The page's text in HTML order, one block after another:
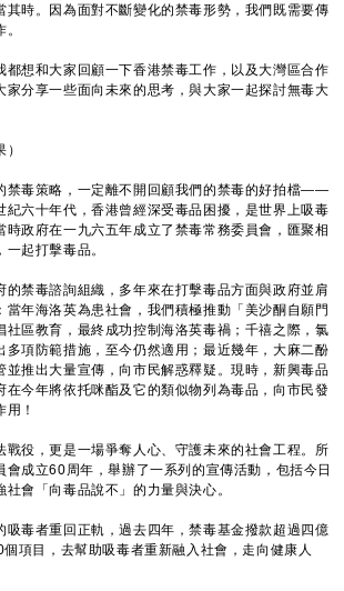
其時。因為面對不斷變化的禁毒形勢，我們既需要傳
想和大家回顧一下香港禁毒工作，以及大灣區合作
家分享一些面向未來的思考，與大家一起探討無毒大
毒策略，一定離不開回顧我們的禁毒的好拍檔——
紀六十年代，香港曾經深受毒品困擾，是世界上吸毒
時政府在一九六五年成立了禁毒常務委員會，匯聚相
起打擊毒品。
禁毒諮詢組織，多年來在打擊毒品方面與政府並肩
當年海洛英為患社會，我們積極推動「美沙酮自願門
社區教育，最終成功控制海洛英毒禍；千禧之際，氯
多項防範措施，至今仍然適用；最近幾年，大麻二酚
並推出大量宣傳，向市民解惑釋疑。現時，新興毒品
在今年將依托咪酯及它的類似物列為毒品，向市民發
！
役，更是一場爭奪人心、守護未來的社會工程。所
會成立60周年，舉辦了一系列的宣傳活動，包括今日
會「向毒品說不」的力量與決心。
毒者重回正軌，過去四年，禁毒基金撥款超過四億
項目，去幫助吸毒者重新融入社會，走向健康人